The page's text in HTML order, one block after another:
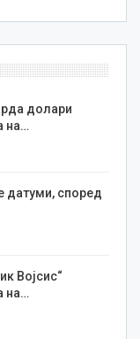
долари
на…
датуми, според
Војсис“
на…